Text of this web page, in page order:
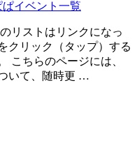
リストはリンクになっ
クリック（タップ）する
こちらのページには、
いて、随時更 …